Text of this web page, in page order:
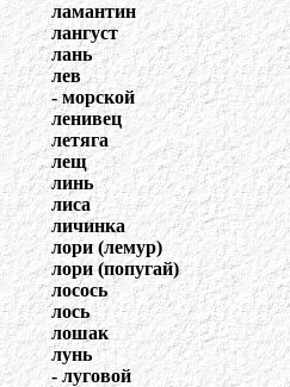
ламантин
лангуст
лань
лев
- морской
ленивец
летяга
лещ
линь
лиса
личинка
лори (лемур)
лори (попугай)
лосось
лось
лошак
лунь
- луговой